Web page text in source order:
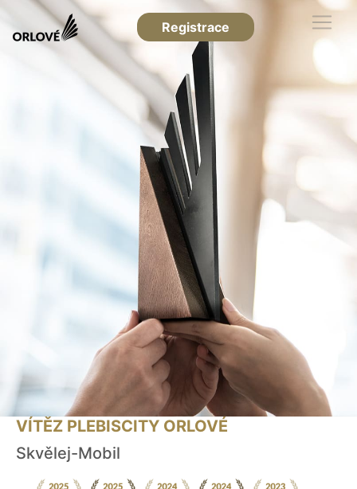
Registrace
VÍTĚZ PLEBISCITY ORLOVÉ
Skvělej-Mobil